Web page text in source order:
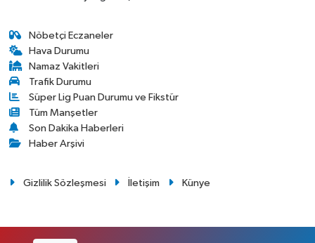
Nöbetçi Eczaneler
Hava Durumu
Namaz Vakitleri
Trafik Durumu
Süper Lig Puan Durumu ve Fikstür
Tüm Manşetler
Son Dakika Haberleri
Haber Arşivi
Gizlilik Sözleşmesi İletişim Künye